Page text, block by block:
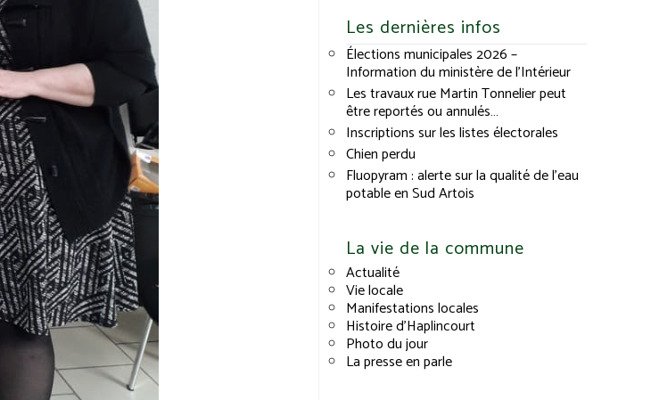
Les dernières infos
Élections municipales 2026 –
Information du ministère de l’Intérieur
Les travaux rue Martin Tonnelier peut
être reportés ou annulés…
Inscriptions sur les listes électorales
Chien perdu
Fluopyram : alerte sur la qualité de l’eau
potable en Sud Artois
La vie de la commune
Actualité
Vie locale
Manifestations locales
Histoire d’Haplincourt
Photo du jour
La presse en parle